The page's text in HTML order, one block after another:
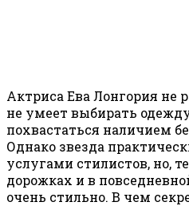
Актриса Ева Лонгория не
не умеет выбирать
похвастаться наличием
Однако звезда
услугами стилистов, но,
дорожках и в
очень стильно. В чем